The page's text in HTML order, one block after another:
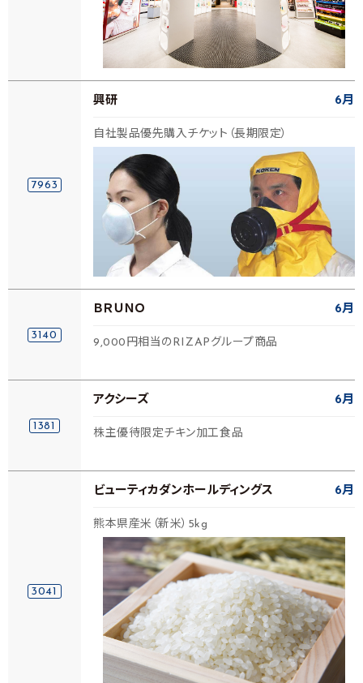
7963
興研 6月
自社製品優先購入チケット（長期限定）
3140
ＢＲＵＮＯ 6月
9,000円相当のRIZAPグループ商品
1381
アクシーズ 6月
株主優待限定チキン加工食品
3041
ビューティカダンホールディングス 6月
熊本県産米（新米）5kg